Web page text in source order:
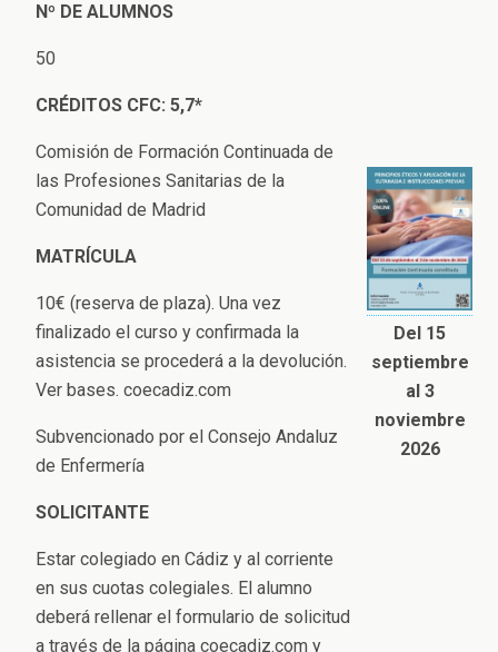
Nº DE ALUMNOS
50
CRÉDITOS CFC: 5,7*
Comisión de Formación Continuada de
las Profesiones Sanitarias de la
Comunidad de Madrid
MATRÍCULA
10€ (reserva de plaza). Una vez
finalizado el curso y confirmada la
asistencia se procederá a la devolución.
Ver bases. coecadiz.com
Subvencionado por el Consejo Andaluz
de Enfermería
SOLICITANTE
Estar colegiado en Cádiz y al corriente
en sus cuotas colegiales. El alumno
deberá rellenar el formulario de solicitud
a través de la página coecadiz.com y
Del 15
septiembre
al 3
noviembre
2026